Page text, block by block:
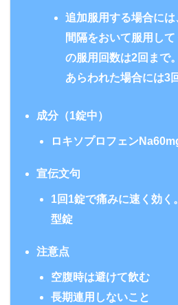
追加服用する場合に
間隔をおいて服用し
の服用回数は2回まで
あらわれた場合には3
成分（1錠中）
ロキソプロフェン
宣伝文句
1回1錠で痛みに速く効く
型錠
注意点
空腹時は避けて飲む
長期連用しないこと